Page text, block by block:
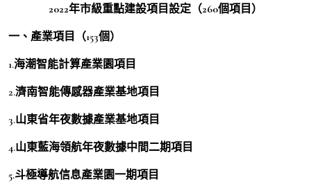
2022年市級重點建設項目設定（260個項目）
一、產業項目（153個）
1.海潮智能計算產業園項目
2.濟南智能傳感器產業基地項目
3.山東省年夜數據產業基地項目
4.山東藍海領航年夜數據中間二期項目
5.斗極導航信息產業園一期項目